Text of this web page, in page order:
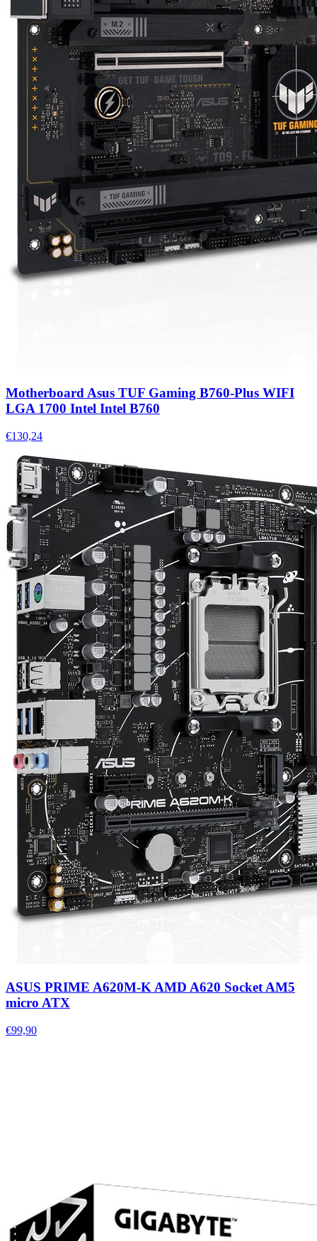
Motherboard Asus TUF Gaming B760-Plus WIFI
LGA 1700 Intel Intel B760
€130,24
ASUS PRIME A620M-K AMD A620 Socket AM5
micro ATX
€99,90